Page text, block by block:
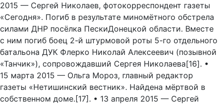
2015 — Сергей Николаев, фотокорреспондент газеты
«Сегодня». Погиб в результате миномётного обстрела
силами ДНР посёлка ПескиДонецкой области. Вместе
с ним погиб боец 2-й штурмовой роты 5-го отдельного
батальона ДУК Флерко Николай Алексеевич (позывной
«Танчик»), сопровождавший Сергея Николаева[16]. •
15 марта 2015 — Ольга Мороз, главный редактор
газеты «Нетишинский вестник». Найдена мёртвой в
собственном доме.[17]. • 13 апреля 2015 — Сергей